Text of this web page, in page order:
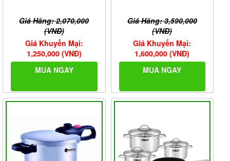
Giá Hãng: 2,070,000
(VNĐ)
Giá Khuyến Mại:
1,250,000 (VNĐ)
MUA NGAY
Giá Hãng: 3,590,000
(VNĐ)
Giá Khuyến Mại:
1,600,000 (VNĐ)
MUA NGAY